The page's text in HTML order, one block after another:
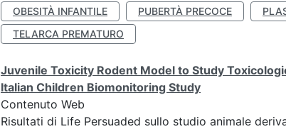
OBESITÀ INFANTILE
PUBERTÀ PRECOCE
TELARCA PREMATURO
Juvenile Toxicity Rodent Model to Study
Italian Children Biomonitoring Study
Contenuto Web
Risultati di Life Persuaded sullo studio animale